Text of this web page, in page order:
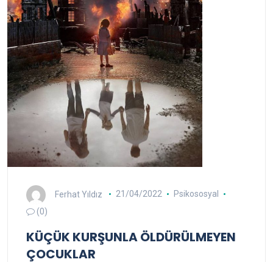
Ferhat Yıldız 21/04/2022
Psikososyal
(0)
KÜÇÜK KURŞUNLA ÖLDÜRÜLMEYEN
ÇOCUKLAR